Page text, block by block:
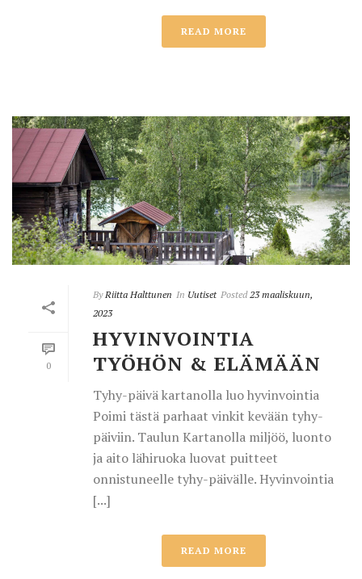
READ MORE
0
By Riitta Halttunen In Uutiset Posted 23 maaliskuun,
2023
HYVINVOINTIA
TYÖHÖN & ELÄMÄÄN
Tyhy-päivä kartanolla luo hyvinvointia
Poimi tästä parhaat vinkit kevään tyhy-
päiviin. Taulun Kartanolla miljöö, luonto
ja aito lähiruoka luovat puitteet
onnistuneelle tyhy-päivälle. Hyvinvointia
[...]
READ MORE